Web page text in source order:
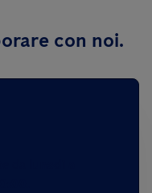
con noi.